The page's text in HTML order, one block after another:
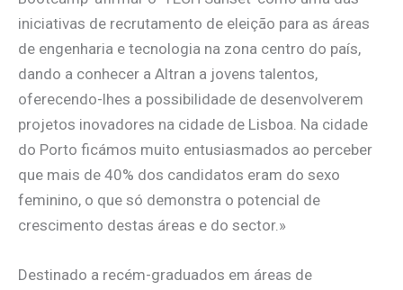
iniciativas de recrutamento de eleição para as áreas
de engenharia e tecnologia na zona centro do país,
dando a conhecer a Altran a jovens talentos,
oferecendo-lhes a possibilidade de desenvolverem
projetos inovadores na cidade de Lisboa. Na cidade
do Porto ficámos muito entusiasmados ao perceber
que mais de 40% dos candidatos eram do sexo
feminino, o que só demonstra o potencial de
crescimento destas áreas e do sector.»
Destinado a recém-graduados em áreas de